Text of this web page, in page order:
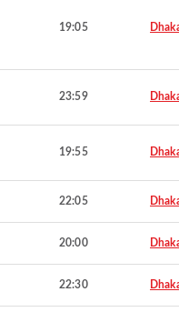
19:05
23:59
19:55
22:05
20:00
22:30